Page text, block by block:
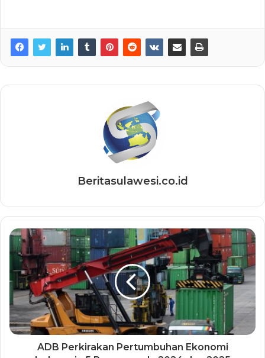
Beritasulawesi.co.id
ADB Perkirakan Pertumbuhan Ekonomi